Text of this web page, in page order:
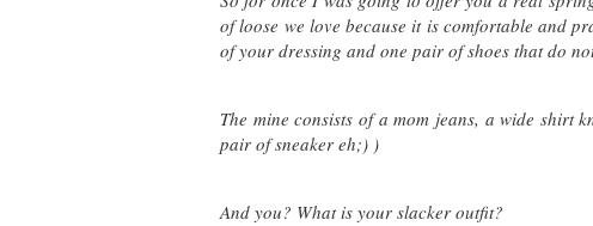
of loose we love because it is comfortable and
of your dressing and one pair of shoes that do
The mine consists of a mom jeans, a wide shirt
pair of sneaker eh;) )
And you? What is your slacker outfit?